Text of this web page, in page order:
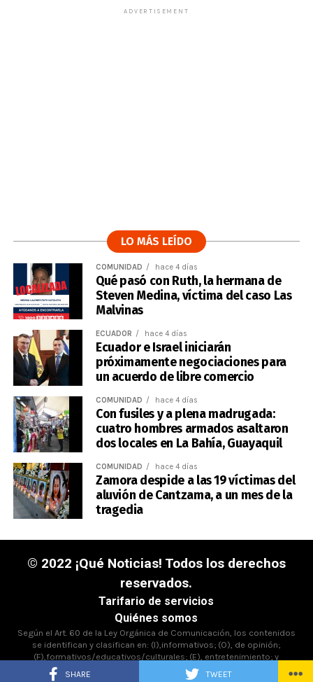
SHARE TWEET
ADVERTISEMENT
LO MÁS LEÍDO
COMUNIDAD hace 4 días
Qué pasó con Ruth, la hermana de
Steven Medina, víctima del caso Las
Malvinas
ECUADOR hace 4 días
Ecuador e Israel iniciarán
próximamente negociaciones para
un acuerdo de libre comercio
COMUNIDAD hace 4 días
Con fusiles y a plena madrugada:
cuatro hombres armados asaltaron
dos locales en La Bahía, Guayaquil
COMUNIDAD hace 4 días
Zamora despide a las 19 víctimas del
aluvión de Cantzama, a un mes de la
tragedia
© 2022 ¡Qué Noticias! Todos los derechos
reservados.
Tarifario de servicios
Quiénes somos
Según el Art. 60 de la Ley Orgánica de Comunicación, los contenidos
se identifican y clasifican en: (I),informativos; (O), de opinión;
(F),formativos/educativos/culturales; (E), entretenimiento; y
(D),deportivos.